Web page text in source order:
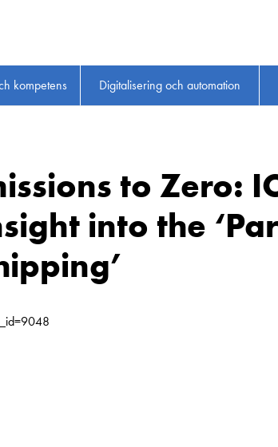
kompetens Digitalisering och automation
to Zero:
into the